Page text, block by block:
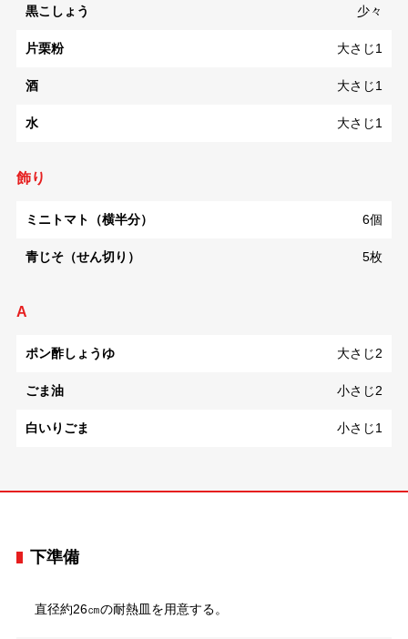
黒こしょう 少々
片栗粉 大さじ1
酒 大さじ1
水 大さじ1
飾り
ミニトマト（横半分） 6個
青じそ（せん切り） 5枚
A
ポン酢しょうゆ 大さじ2
ごま油 小さじ2
白いりごま 小さじ1
下準備
直径約26㎝の耐熱皿を用意する。